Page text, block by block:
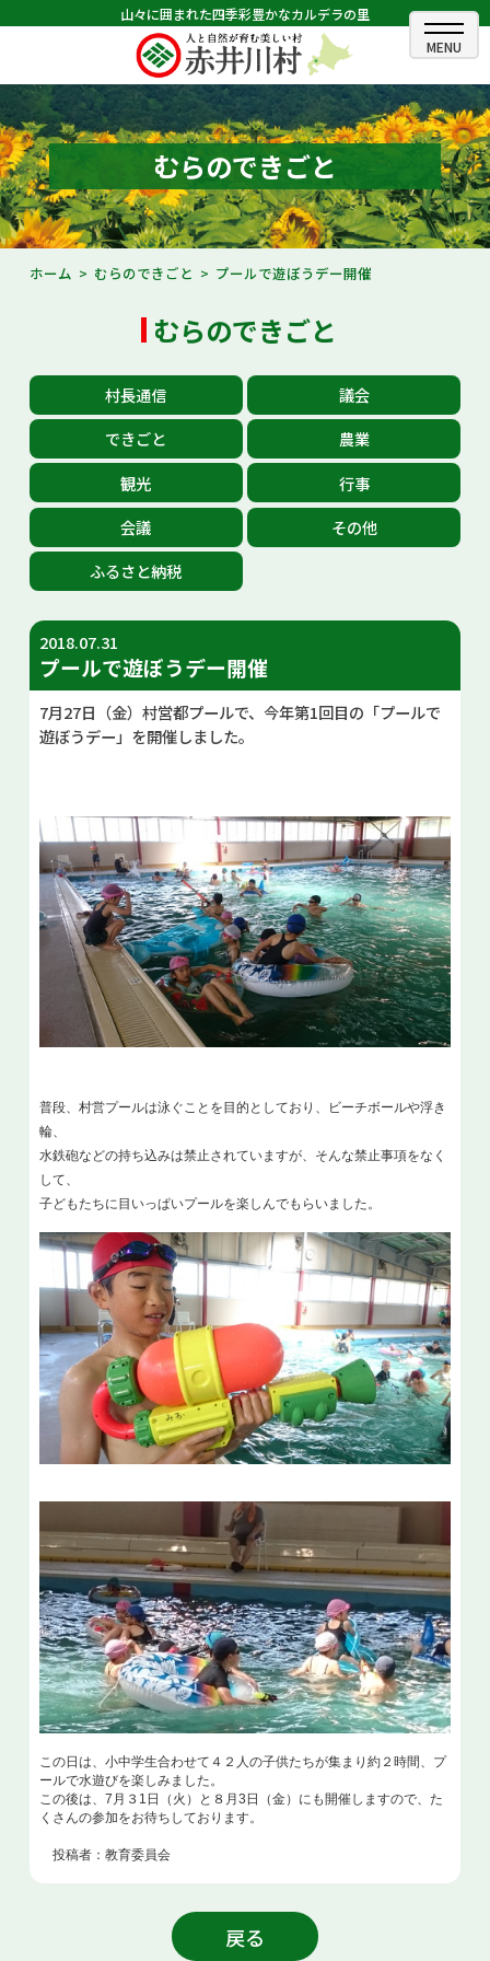
山々に囲まれた四季彩豊かなカルデラの里
ホーム
むらのできごと
むらのプロフィール
くらしの情報
観光・イベント情報
あかいがわ広報
お問い合せ
Select Language
むらのできごと
ホーム むらのできごと プールで遊ぼうデー開催
むらのできごと
村長通信
議会
できごと
農業
観光
行事
会議
その他
ふるさと納税
2018.07.31
プールで遊ぼうデー開催
7月27日（金）村営都プールで、今年第1回目の「プールで
遊ぼうデー」を開催しました。
普段、村営プールは泳ぐことを目的としており、ビーチボールや浮き
輪、
水鉄砲などの持ち込みは禁止されていますが、 そんな禁止事項をなく
して、
子どもたちに目いっぱいプールを楽しんでもらいました。
この日は、小中学生合わせて４２人の子供たちが集まり約２時間、プ
ールで水遊びを楽しみました。
この後は、7月３1日（火）と８月3日（金）にも開催しますので、た
くさんの参加をお待ちしております。
投稿者：教育委員会
戻る